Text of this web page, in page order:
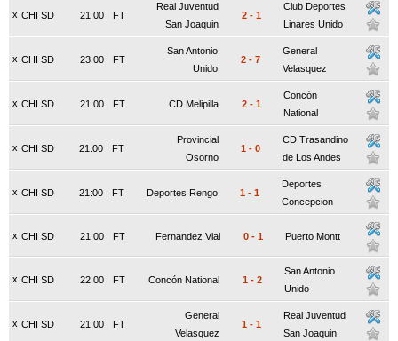
x CHI SD FT
21:00
Real Juventud
San Joaquin
2 - 1
Club Deportes
Linares Unido
x CHI SD FT
23:00
San Antonio
Unido
2 - 7
General
Velasquez
x CHI SD FT
21:00 CD Melipilla 2 - 1
Concón
National
x CHI SD FT
21:00
Provincial
Osorno
1 - 0
CD Trasandino
de Los Andes
x CHI SD FT
21:00 Deportes Rengo 1 - 1
Deportes
Concepcion
x CHI SD FT
21:00 Fernandez Vial 0 - 1 Puerto Montt
x CHI SD FT
22:00 Concón National 1 - 2
San Antonio
Unido
x CHI SD FT
21:00
General
Velasquez
1 - 1
Real Juventud
San Joaquin